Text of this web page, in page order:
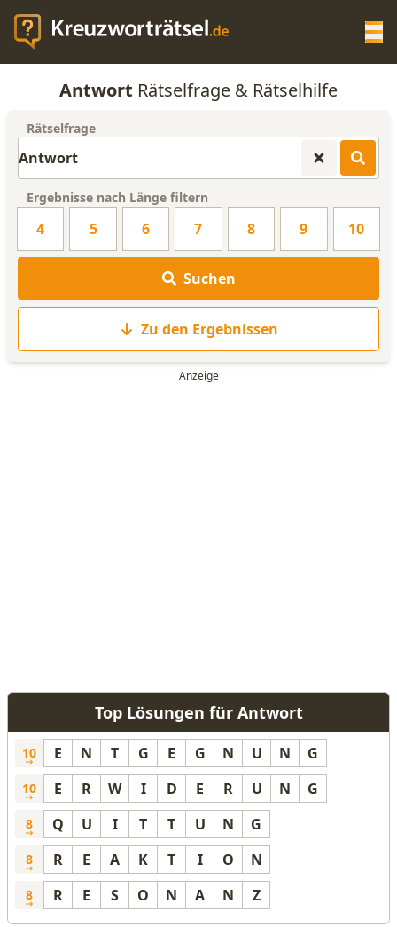
KREUZWORTRÄTSEL-HILFE
WORTLISTE
Antwort Rätselfrage & Rätselhilfe
Rätselfrage
Ergebnisse nach Länge filtern
4 5 6 7 8 9 10
Suchen
Zu den Ergebnissen
Top Lösungen für Antwort
10 E N T G E G N U N G
10 E R W I D E R U N G
8 Q U I T T U N G
8 R E A K T I O N
8 R E S O N A N Z